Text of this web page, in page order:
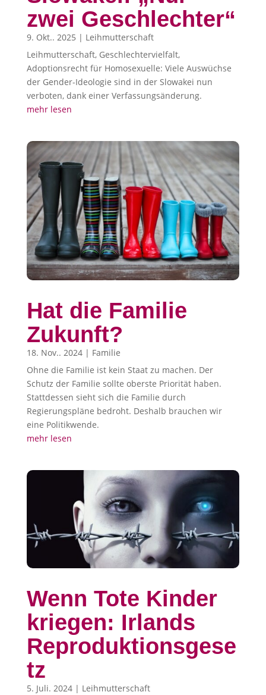
zwei Geschlechter“
9. Okt.. 2025 | Leihmutterschaft
Leihmutterschaft, Geschlechtervielfalt,
Adoptionsrecht für Homosexuelle: Viele Auswüchse
der Gender-Ideologie sind in der Slowakei nun
verboten, dank einer Verfassungsänderung.
mehr lesen
Hat die Familie
Zukunft?
18. Nov.. 2024| Familie
Ohne die Familie ist kein Staat zu machen. Der
Schutz der Familie sollte oberste Priorität haben.
Stattdessen sieht sich die Familie durch
Regierungspläne bedroht. Deshalb brauchen wir
eine Politikwende.
mehr lesen
Wenn Tote Kinder
kriegen: Irlands
Reproduktionsgese
tz
5. Juli. 2024| Leihmutterschaft